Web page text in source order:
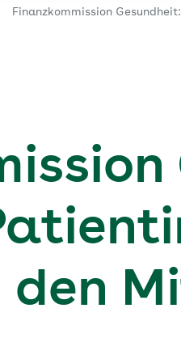
Finanzkommission
den